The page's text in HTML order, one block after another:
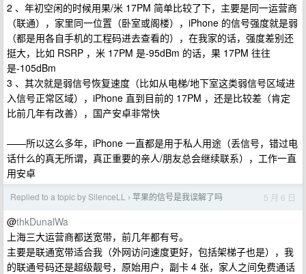
2 、年初空闲的时候用果/米 17PM 简单比较了下，主要是同一运营商
（联通），家里同一位置（卧室或阁楼），iPhone 的信号强度就是弱
（都是用各自手机的工程码进去查看的），在我家的话，强度差别还
挺大，比如 RSRP ，米 17PM 是-95dBm 的话，果 17PM 往往
是-105dBm
3 、其次就是弱信号恢复速度（比如从电梯/地下室这类弱信号区域进
入信号正常区域），iPhone 直到目前的 17PM ，还是比较差（肯定
比前几年有改善），国产安卓非常快
——所以这么多年，iPhone 一直都是用于私人用途（丢信号，错过电
话什么的真无所谓，真正重要的亲人/朋友总会继续联系），工作一直
用安卓
Replied to a topic by SilenceLL › 苹果的信号是我误解了吗 5 月 6 日
@thkDunalWa
上海三大运营商都送宽带，前几年都有号。
主要是联通宽带适合我（外网访问速度更好，包括架梯子也是），我
的联通号码还是超级靓号，原始用户，副卡 4 张，家人之间免费通话